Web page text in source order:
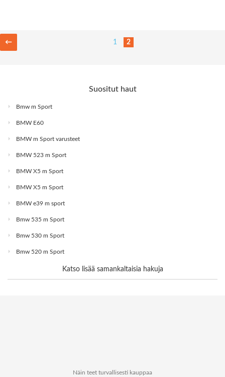
← 1 2
Suositut haut
Bmw m Sport
BMW E60
BMW m Sport varusteet
BMW 523 m Sport
BMW X5 m Sport
BMW X5 m Sport
BMW e39 m sport
Bmw 535 m Sport
Bmw 530 m Sport
Bmw 520 m Sport
Katso lisää samankaltaisia hakuja
Näin teet turvallisesti kauppaa